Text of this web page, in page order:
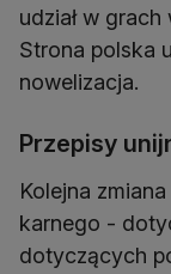
udział w
Strona polska
nowelizacja.
Przepisy
Kolejna
karnego -
dotyczących